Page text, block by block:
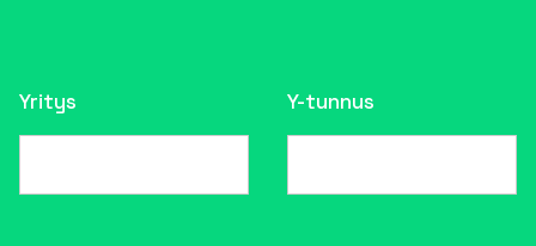
Yritys Y-tunnus